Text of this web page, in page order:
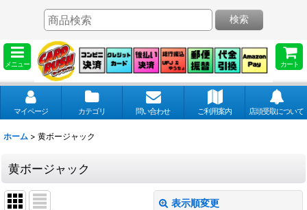
メニュー カート
検索
マイページ カテゴリ 問い合わせ ご利用案内 店頭受取について
ホーム > 黄ボージャック
黄ボージャック
表示順変更